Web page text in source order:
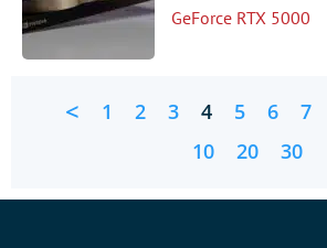
GeForce RTX 5000
< 1 2 3 4 5 6 7
10 20 30